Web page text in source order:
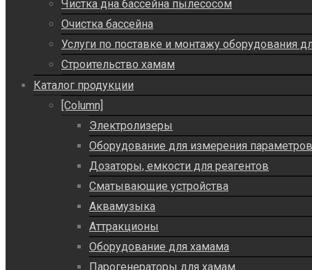
Чистка дна бассейна пылесосом
Очистка бассейна
Услуги по поставке и монтажу оборудования
Строительство хамам
Каталог продукции
[Column]
Электролизеры
Оборудование для измерения
Дозаторы, емкости для реагентов
Сматывающие устройства
Аквамузыка
Аттракционы
Оборудование для хамама
Парогенераторы для хамам